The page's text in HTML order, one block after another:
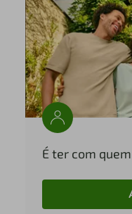
É ter com